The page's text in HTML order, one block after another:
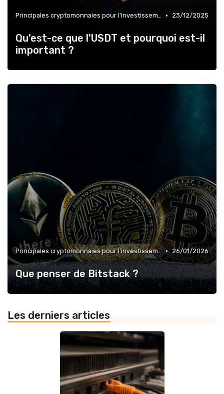
Principales cryptomonnaies pour l'investissement • 23/12/2025
Qu'est-ce que l'USDT et pourquoi est-il
important ?
Principales cryptomonnaies pour l'investissement • 26/01/2026
Que penser de Bitstack ?
Les derniers articles